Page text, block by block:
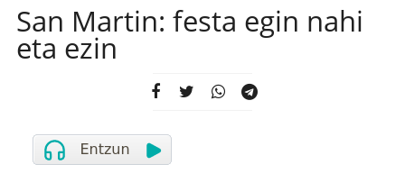
San Martin: festa egin nahi
eta ezin